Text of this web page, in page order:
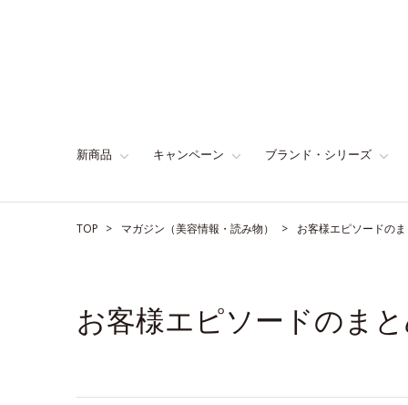
新商品 キャンペーン ブランド・シリーズ
TOP マガジン（美容情報・読み物） お客様エピソードの
お客様エピソードのま